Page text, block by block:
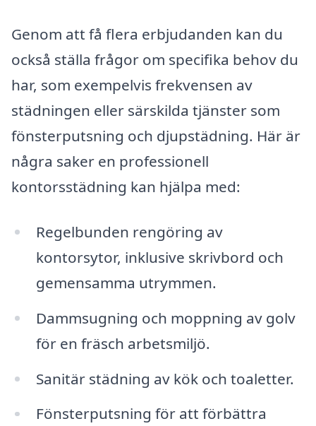
Genom att få flera erbjudanden kan du
också ställa frågor om specifika behov du
har, som exempelvis frekvensen av
städningen eller särskilda tjänster som
fönsterputsning och djupstädning. Här är
några saker en professionell
kontorsstädning kan hjälpa med:
Regelbunden rengöring av
kontorsytor, inklusive skrivbord och
gemensamma utrymmen.
Dammsugning och moppning av golv
för en fräsch arbetsmiljö.
Sanitär städning av kök och toaletter.
Fönsterputsning för att förbättra